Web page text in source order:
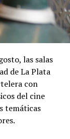
las salas
de La Plata
con
del cine
temáticas